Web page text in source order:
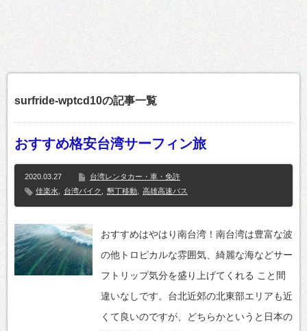
surfride-wptcd10の記事一覧
おすすめ格安台湾サーフィン旅
2020.03.27
台湾レンタカー・車・免許
佳楽水
台湾バイク 懇丁移動 高雄高速バス
おすすめはやはり南台湾！南台湾は豊富な波
の他トロピカルな雰囲気、綺麗な海などサー
フトリップ気分を盛り上げてくれる こと間
違いなしです。台北近郊の北東部エリアも近
くて良いのですが、どちらかというと日本の